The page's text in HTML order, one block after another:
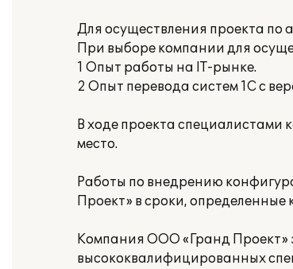
Для осуществления проекта
При выборе компании для
1 Опыт работы на IТ-рынке.
2 Опыт перевода систем 1С с
В ходе проекта специалистами
место.
Работы по внедрению
Проект» в сроки,
Компания ООО «Гранд Проект»
высококвалифицированных